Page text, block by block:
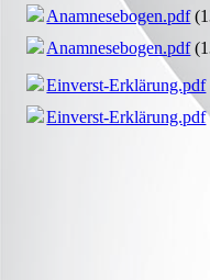
Anamnesebogen.pdf
Anamnesebogen.pdf
Einverst-Erklärung.pdf
Einverst-Erklärung.pdf